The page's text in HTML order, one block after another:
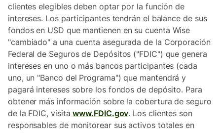
clientes elegibles deben optar por la función de
intereses. Los participantes tendrán el balance de sus
fondos en USD que mantienen en su cuenta Wise
"cambiado" a una cuenta asegurada de la Corporación
Federal de Seguros de Depósitos ("FDIC") que genera
intereses en uno o más bancos participantes (cada
uno, un "Banco del Programa") que mantendrá y
pagará intereses sobre los fondos de depósito. Para
obtener más información sobre la cobertura de seguro
de la FDIC, visitawww.FDIC.gov. Los clientes son
responsables de monitorear sus activos totales en